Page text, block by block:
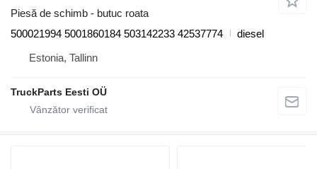
Piesă de schimb - butuc roata
500021994 5001860184 503142233 42537774
diesel
Estonia, Tallinn
TruckParts Eesti OÜ